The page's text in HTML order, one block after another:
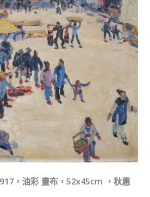
，油彩 畫布，52x45cm ，秋惠